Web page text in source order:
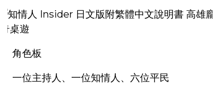
角色板
一位主持人、一位知情人、六位平民